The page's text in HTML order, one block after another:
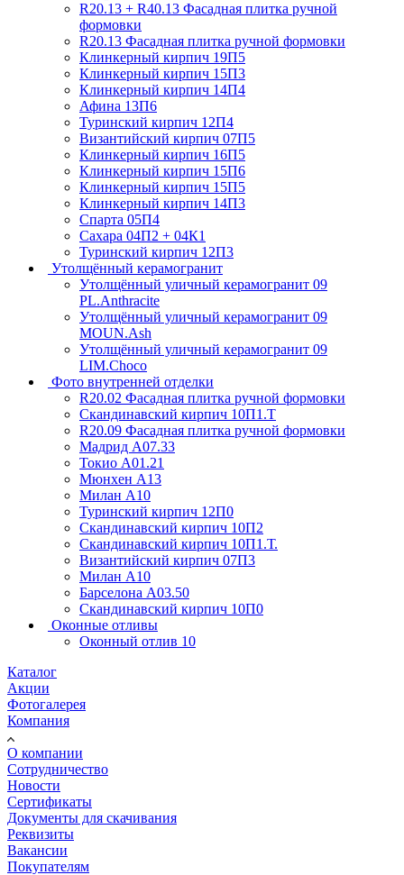
R20.13 + R40.13 Фасадная плитка ручной
формовки
R20.13 Фасадная плитка ручной формовки
Клинкерный кирпич 19П5
Клинкерный кирпич 15П3
Клинкерный кирпич 14П4
Афина 13П6
Туринский кирпич 12П4
Византийский кирпич 07П5
Клинкерный кирпич 16П5
Клинкерный кирпич 15П6
Клинкерный кирпич 15П5
Клинкерный кирпич 14П3
Спарта 05П4
Сахара 04П2 + 04К1
Туринский кирпич 12П3
Утолщённый керамогранит
Утолщённый уличный керамогранит 09
PL.Anthracite
Утолщённый уличный керамогранит 09
MOUN.Ash
Утолщённый уличный керамогранит 09
LIM.Choco
Фото внутренней отделки
R20.02 Фасадная плитка ручной формовки
Скандинавский кирпич 10П1.Т
R20.09 Фасадная плитка ручной формовки
Мадрид А07.33
Токио А01.21
Мюнхен А13
Милан А10
Туринский кирпич 12П0
Скандинавский кирпич 10П2
Скандинавский кирпич 10П1.Т.
Византийский кирпич 07П3
Милан А10
Барселона А03.50
Скандинавский кирпич 10П0
Оконные отливы
Оконный отлив 10
Каталог
Акции
Фотогалерея
Компания
О компании
Сотрудничество
Новости
Сертификаты
Документы для скачивания
Реквизиты
Вакансии
Покупателям